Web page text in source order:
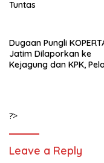
Tuntas
Dugaan Pungli
Jatim Dilaporkan ke
Kejagung dan KPK,
?>
Leave a Reply